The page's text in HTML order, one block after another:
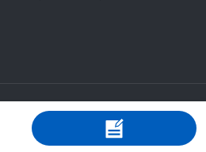
agli ioni di litio | Fabbrica e azienda di
by Shopastro
politica sulla riservatezza